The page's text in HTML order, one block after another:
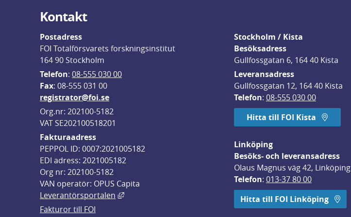
Kontakt
Postadress
FOI Totalförsvarets forskningsinstitut
164 90 Stockholm
Telefon: 08-555 030 00
Fax: 08-555 031 00
registrator@foi.se
Org.nr: 202100-5182
VAT SE202100518201
Fakturaadress
PEPPOL ID: 0007:2021005182
EDI adress: 2021005182
Org nr: 202100-5182
VAN operatör: OPUS Capita
Leverantörsportalen
Länk till annan webbplats, öppnas i nytt fönster.
Fakturor till FOI
Stockholm / Kista
Besöksadress
Gullfossgatan 6, 164 40 Kista
Leveransadress
Gullfossgatan 12, 164 40 Kista
Telefon: 08-555 030 00
Hitta till FOI Kista
Linköping
Besöks- och leveransadress
Olaus Magnus väg 42, Linköping
Telefon: 013-37 80 00
Hitta till FOI Linköping